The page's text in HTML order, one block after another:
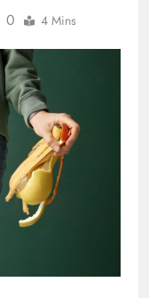
0 4 Mins